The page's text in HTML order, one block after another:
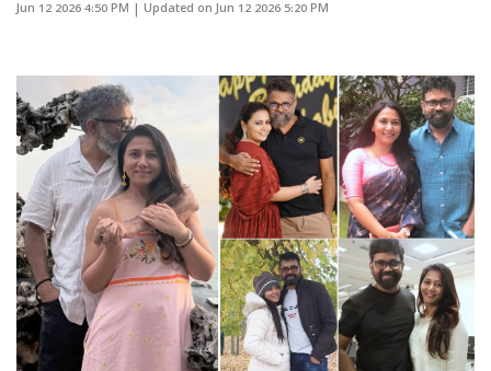
Jun 12 2026 4:50 PM | Updated onJun 12 2026 5:20 PM